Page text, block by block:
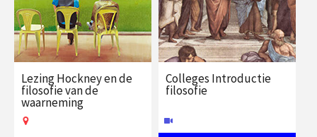
VAthuis
Lezing Hockney en de
filosofie van de
waarneming
Colleges Introductie
filosofie